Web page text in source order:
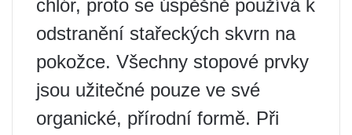
chlór, proto se úspěšně používá k
odstranění stařeckých skvrn na
pokožce. Všechny stopové prvky
jsou užitečné pouze ve své
organické, přírodní formě. Při